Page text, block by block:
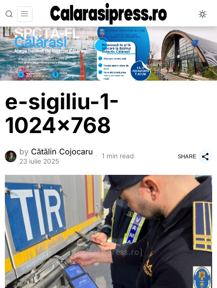
e-sigiliu-1-
1024×768
by Cătălin Cojocaru
23 iulie 2025
1 min read SHARE